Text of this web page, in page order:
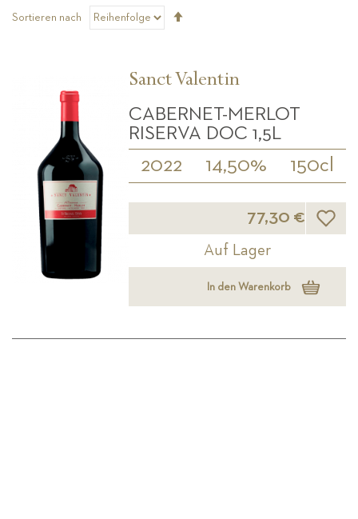
Sortieren nach
Sanct Valentin
CABERNET-MERLOT
RISERVA DOC 1,5L
2022 14,50% 150cl
77,30 €
Auf Lager
In den Warenkorb